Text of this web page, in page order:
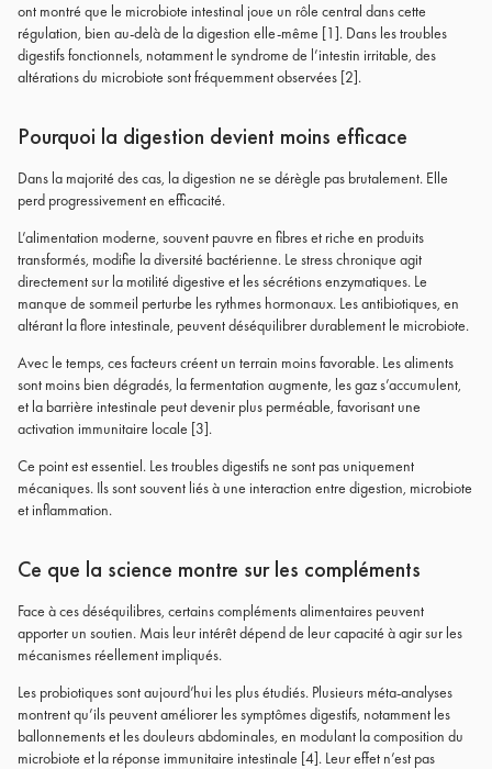
ont montré que le microbiote intestinal joue un rôle central dans cette
régulation, bien au-delà de la digestion elle-même [1]. Dans les troubles
digestifs fonctionnels, notamment le syndrome de l’intestin irritable, des
altérations du microbiote sont fréquemment observées [2].
Pourquoi la digestion devient moins efficace
Dans la majorité des cas, la digestion ne se dérègle pas brutalement. Elle
perd progressivement en efficacité.
L’alimentation moderne, souvent pauvre en fibres et riche en produits
transformés, modifie la diversité bactérienne. Le stress chronique agit
directement sur la motilité digestive et les sécrétions enzymatiques. Le
manque de sommeil perturbe les rythmes hormonaux. Les antibiotiques, en
altérant la flore intestinale, peuvent déséquilibrer durablement le microbiote.
Avec le temps, ces facteurs créent un terrain moins favorable. Les aliments
sont moins bien dégradés, la fermentation augmente, les gaz s’accumulent,
et la barrière intestinale peut devenir plus perméable, favorisant une
activation immunitaire locale [3].
Ce point est essentiel. Les troubles digestifs ne sont pas uniquement
mécaniques. Ils sont souvent liés à une interaction entre digestion, microbiote
et inflammation.
Ce que la science montre sur les compléments
Face à ces déséquilibres, certains compléments alimentaires peuvent
apporter un soutien. Mais leur intérêt dépend de leur capacité à agir sur les
mécanismes réellement impliqués.
Les probiotiques sont aujourd’hui les plus étudiés. Plusieurs méta-analyses
montrent qu’ils peuvent améliorer les symptômes digestifs, notamment les
ballonnements et les douleurs abdominales, en modulant la composition du
microbiote et la réponse immunitaire intestinale [4]. Leur effet n’est pas